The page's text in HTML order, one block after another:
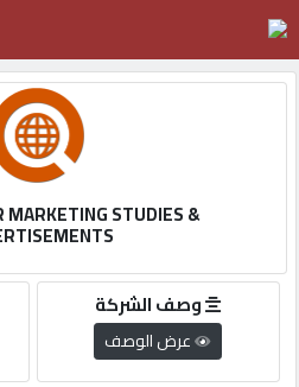
التسجيل
English
MARKETING STUDIES &
وصف الشركة
عرض الوصف